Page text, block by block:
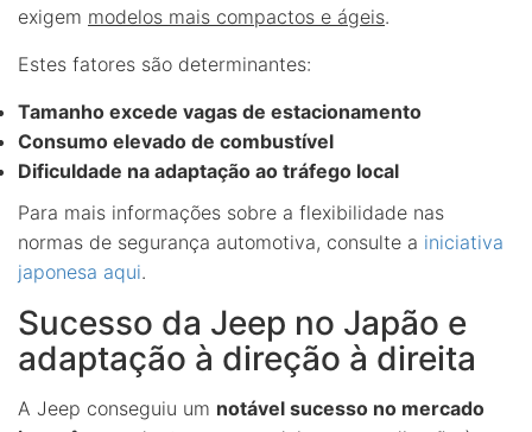
exigem modelos mais compactos e ágeis.
Estes fatores são determinantes:
Tamanho excede vagas de estacionamento
Consumo elevado de combustível
Dificuldade na adaptação ao tráfego local
Para mais informações sobre a flexibilidade nas
normas de segurança automotiva, consulte a iniciativa
japonesa aqui.
Sucesso da Jeep no Japão e
adaptação à direção à direita
A Jeep conseguiu um notável sucesso no mercado